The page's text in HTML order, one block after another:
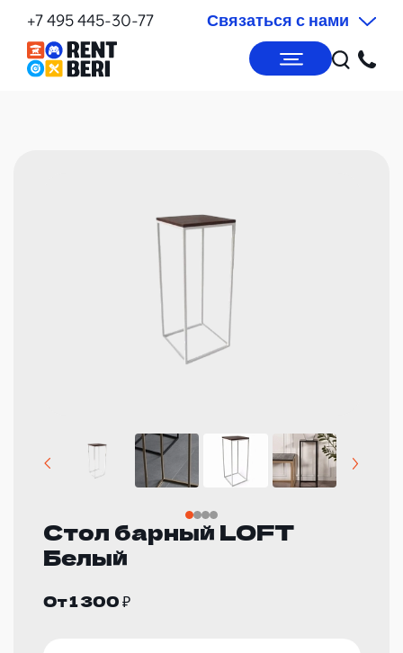
+7 495 445-30-77 Связаться с нами
Стол барный LOFT
Белый
От 1 300 ₽